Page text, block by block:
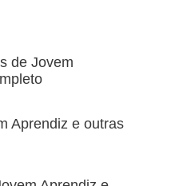
de Jovem
Aprendiz e outras